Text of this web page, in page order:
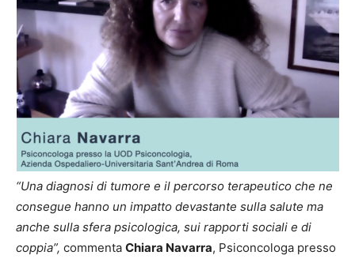
“Una diagnosi di tumore e il percorso terapeutico che ne
consegue hanno un impatto devastante sulla salute ma
anche sulla sfera psicologica, sui rapporti sociali e di
coppia”, commenta Chiara Navarra, Psiconcologa presso